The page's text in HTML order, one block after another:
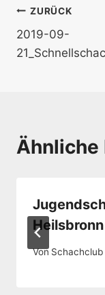
ZURÜCK
2019-09-
Ähnliche
Heilsbronn
Von Schachclub